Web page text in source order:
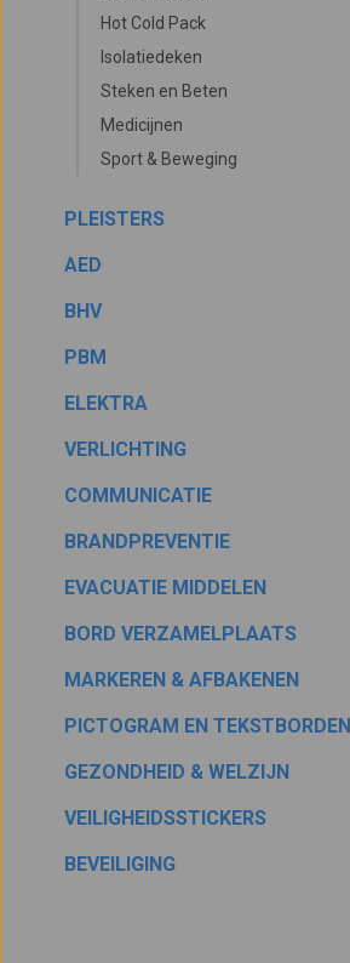
Hot Cold Pack
Isolatiedeken
Steken en Beten
Medicijnen
Sport & Beweging
PLEISTERS
AED
BHV
PBM
ELEKTRA
VERLICHTING
COMMUNICATIE
BRANDPREVENTIE
EVACUATIE MIDDELEN
BORD VERZAMELPLAATS
MARKEREN & AFBAKENEN
PICTOGRAM EN TEKSTBORDEN
GEZONDHEID & WELZIJN
VEILIGHEIDSSTICKERS
BEVEILIGING